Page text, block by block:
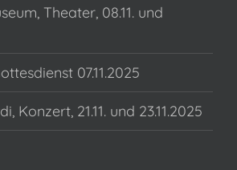
Theater, 08.11. und
07.11.2025
Konzert, 21.11. und 23.11.2025